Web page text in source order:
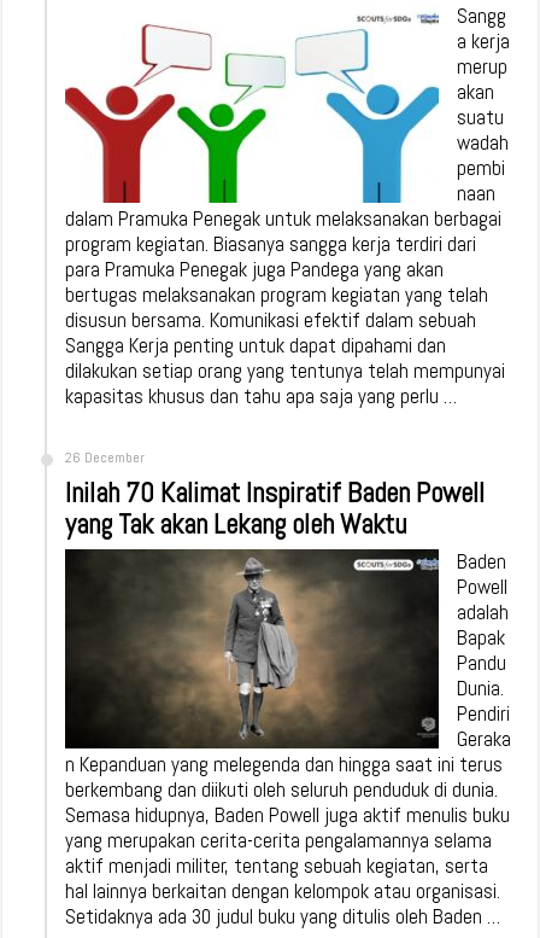
Sangg
a kerja
merup
akan
suatu
wadah
pembi
naan
dalam Pramuka Penegak untuk melaksanakan berbagai
program kegiatan. Biasanya sangga kerja terdiri dari
para Pramuka Penegak juga Pandega yang akan
bertugas melaksanakan program kegiatan yang telah
disusun bersama. Komunikasi efektif dalam sebuah
Sangga Kerja penting untuk dapat dipahami dan
dilakukan setiap orang yang tentunya telah mempunyai
kapasitas khusus dan tahu apa saja yang perlu …
26 December
Inilah 70 Kalimat Inspiratif Baden Powell
yang Tak akan Lekang oleh Waktu
Baden
Powell
adalah
Bapak
Pandu
Dunia.
Pendiri
Geraka
n Kepanduan yang melegenda dan hingga saat ini terus
berkembang dan diikuti oleh seluruh penduduk di dunia.
Semasa hidupnya, Baden Powell juga aktif menulis buku
yang merupakan cerita-cerita pengalamannya selama
aktif menjadi militer, tentang sebuah kegiatan, serta
hal lainnya berkaitan dengan kelompok atau organisasi.
Setidaknya ada 30 judul buku yang ditulis oleh Baden …